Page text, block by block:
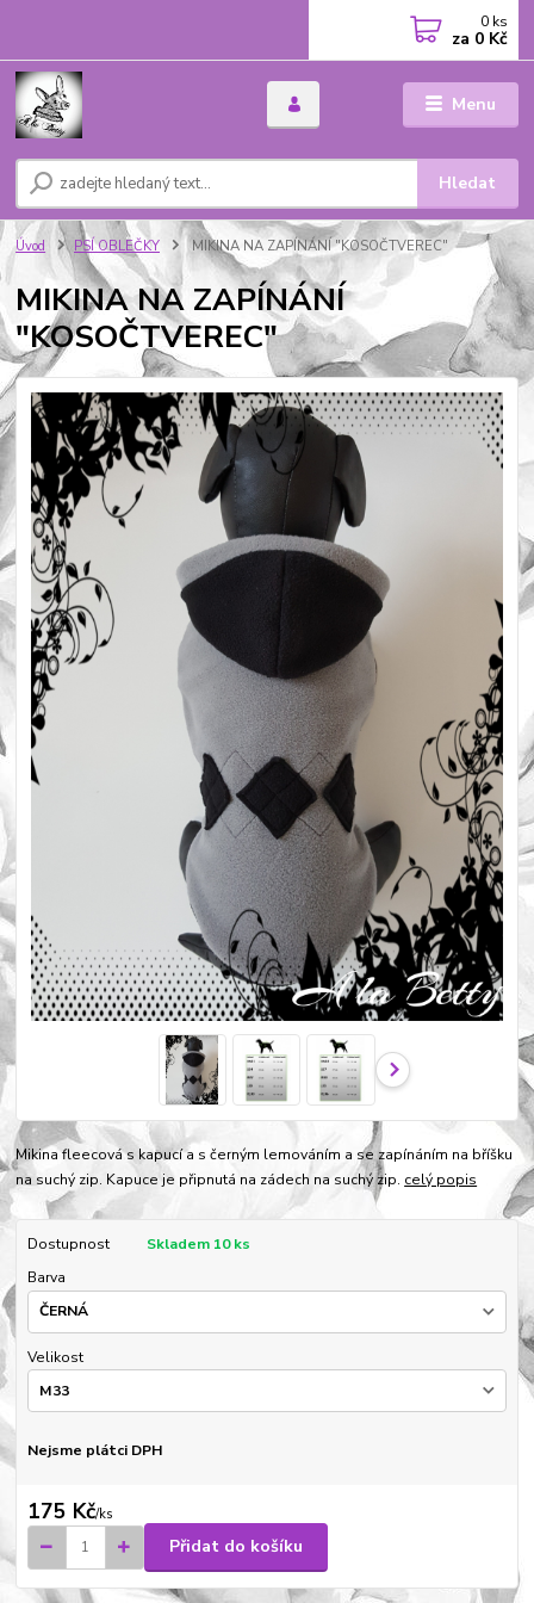
Menu
Hledat
0 ks
za 0 Kč
Úvod PSÍ OBLEČKY MIKINA NA ZAPÍNÁNÍ "KOSOČTVEREC"
MIKINA NA ZAPÍNÁNÍ
"KOSOČTVEREC"
Mikina fleecová s kapucí a s černým lemováním a se zapínáním na bříšku
na suchý zip. Kapuce je připnutá na zádech na suchý zip. celý popis
Dostupnost
Skladem 10 ks
Barva
Velikost
Nejsme plátci DPH
175 Kč/ks
Přidat do košíku